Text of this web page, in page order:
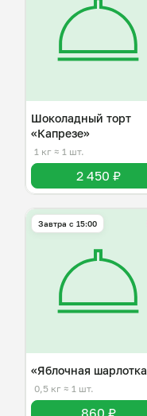
Шоколадный торт
«Капрезе»
1 кг ≈ 1 шт.
2 450 ₽
Завтра c 15:00
«Яблочная
0,5 кг ≈ 1 шт.
860 ₽